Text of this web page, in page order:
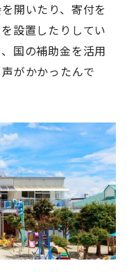
開いたり、寄付を
設置したりしてい
国の補助金を活用
がかかったんで